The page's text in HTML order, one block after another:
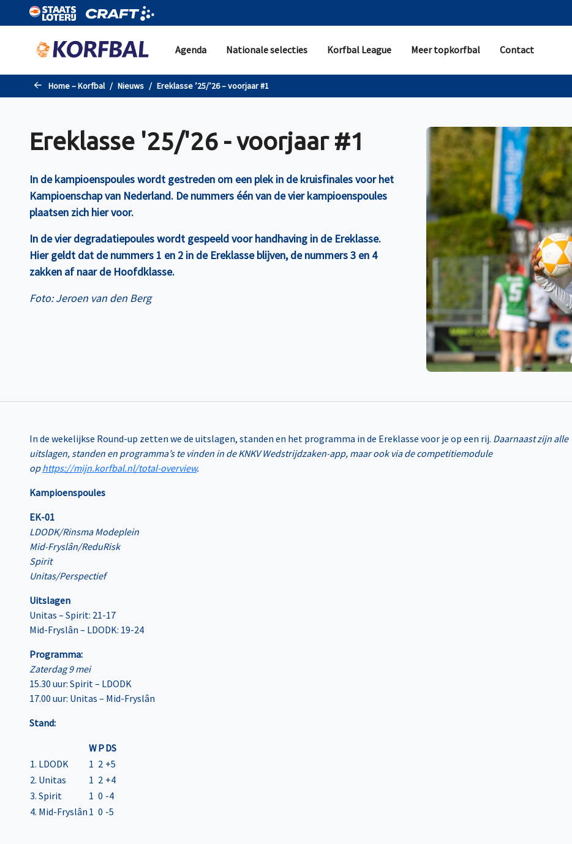
Naar de hoofdinhoud gaan
Agenda Nationale selecties Korfbal League Meer topkorfbal Contact
Home – Korfbal Nieuws Ereklasse ’25/’26 – voorjaar #1
Ereklasse '25/'26 - voorjaar #1
In de kampioenspoules wordt gestreden om een plek in de kruisfinales voor het
Kampioenschap van Nederland. De nummers één van de vier kampioenspoules
plaatsen zich hier voor.
In de vier degradatiepoules wordt gespeeld voor handhaving in de Ereklasse.
Hier geldt dat de nummers 1 en 2 in de Ereklasse blijven, de nummers 3 en 4
zakken af naar de Hoofdklasse.
Foto: Jeroen van den Berg
In de wekelijkse Round-up zetten we de uitslagen, standen en het programma in de Ereklasse voor je op een rij. Daarnaast zijn alle
uitslagen, standen en programma’s te vinden in de KNKV Wedstrijdzaken-app, maar ook via de competitiemodule
ophttps://mijn.korfbal.nl/total-overview.
Kampioenspoules
EK-01
LDODK/Rinsma Modeplein
Mid-Fryslân/ReduRisk
Spirit
Unitas/Perspectief
Uitslagen
Unitas – Spirit: 21-17
Mid-Fryslân – LDODK: 19-24
Programma:
Zaterdag 9 mei
15.30 uur: Spirit – LDODK
17.00 uur: Unitas – Mid-Fryslân
Stand:
WPDS
1. LDODK
1 2 +5
2. Unitas
1 2 +4
3. Spirit
1 0 -4
4. Mid-Fryslân 1 0 -5